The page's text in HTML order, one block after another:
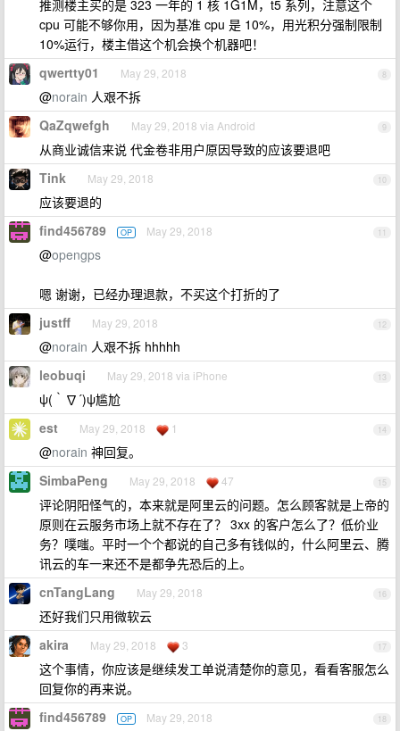
推测楼主买的是 323 一年的 1 核 1G1M，t5 系列，注意这个
cpu 可能不够你用，因为基准 cpu 是 10%，用光积分强制限制
10%运行，楼主借这个机会换个机器吧！
8
qwertty01 May 29, 2018
@norain 人艰不拆
9
QaZqwefgh May 29, 2018 via Android
从商业诚信来说 代金卷非用户原因导致的应该要退吧
10
Tink May 29, 2018
应该要退的
11
find456789 OP May 29, 2018
@opengps
嗯 谢谢，已经办理退款，不买这个打折的了
12
justff May 29, 2018
@norain 人艰不拆 hhhhh
13
leobuqi May 29, 2018 via iPhone
ψ(｀∇´)ψ尴尬
14
est May 29, 2018 1
@norain 神回复。
15
SimbaPeng May 29, 2018 47
评论阴阳怪气的，本来就是阿里云的问题。怎么顾客就是上帝的
原则在云服务市场上就不存在了？ 3xx 的客户怎么了？低价业
务？噗嗤。平时一个个都说的自己多有钱似的，什么阿里云、腾
讯云的车一来还不是都争先恐后的上。
16
cnTangLang May 29, 2018
还好我们只用微软云
17
akira May 29, 2018 3
这个事情，你应该是继续发工单说清楚你的意见，看看客服怎么
回复你的再来说。
18
find456789 OP May 29, 2018